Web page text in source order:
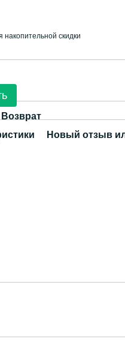
накопительной скидки
Возврат
Новый отзыв